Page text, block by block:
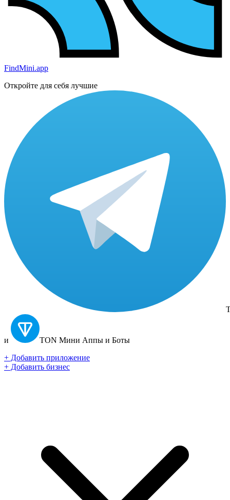
FindMini.app
Откройте для себя лучшие
и TON Мини Аппы и Боты
+ Добавить приложение
+ Добавить бизнес